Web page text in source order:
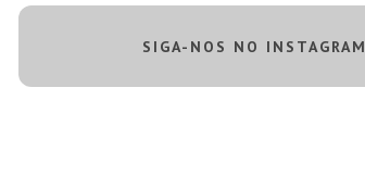
SIGA-NOS NO INSTAGRAM